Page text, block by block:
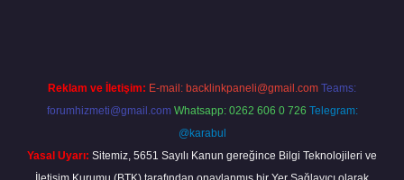
Reklam ve İletişim: E-mail: backlinkpaneli@gmail.com Teams:
forumhizmeti@gmail.com Whatsapp: 0262 606 0 726 Telegram:
@karabul
Yasal Uyarı: Sitemiz, 5651 Sayılı Kanun gereğince Bilgi Teknolojileri ve